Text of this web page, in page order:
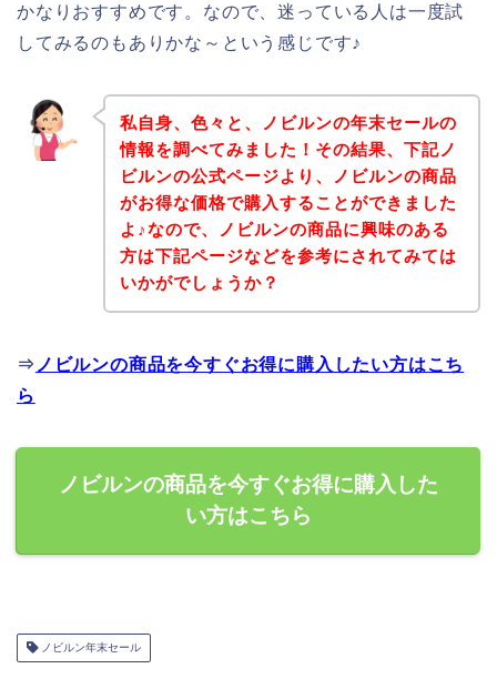
かなりおすすめです。なので、迷っている人は一度試
してみるのもありかな～という感じです♪
私自身、色々と、ノビルンの年末セールの
情報を調べてみました！その結果、下記ノ
ビルンの公式ページより、ノビルンの商品
がお得な価格で購入することができました
よ♪なので、ノビルンの商品に興味のある
方は下記ページなどを参考にされてみては
いかがでしょうか？
⇒ ノビルンの商品を今すぐお得に購入したい方はこち
ら
ノビルンの商品を今すぐお得に購入した
い方はこちら
ノビルン年末セール